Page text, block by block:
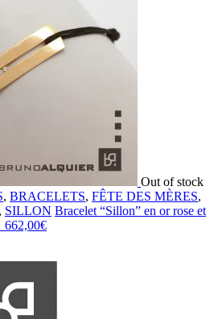
Out of stock
, BRACELETS, FÊTE DES MÈRES,
, SILLON Bracelet “Sillon” en or rose et
662,00€